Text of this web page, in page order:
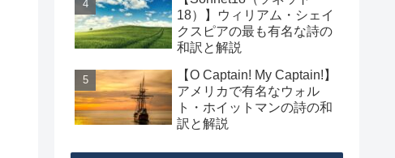
18）】ウィリアム・シェイ
クスピアの最も有名な詩の
和訳と解説
【O Captain! My Captain!】
アメリカで有名なウォル
ト・ホイットマンの詩の和
訳と解説